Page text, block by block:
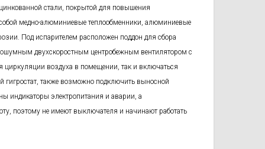
стали, покрытой для повышения
медно-алюминиевые теплообменники, алюминиевые
Под испарителем расположен поддон для сбора
двухскоростным центробежным вентилятором с
циркуляции воздуха в помещении, так и включаться
гигростат, также возможно подключить выносной
индикаторы электропитания и аварии, а
поэтому не имеют выключателя и начинают работать